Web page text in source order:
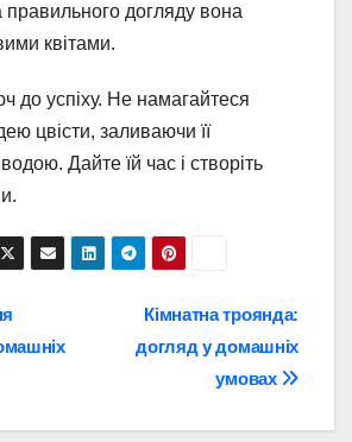
правильного догляду вона
квітами.
до успіху. Не намагайтеся
цвісти, заливаючи її
Дайте їй час і створіть
Кімнатна троянда:
догляд у домашніх
умовах